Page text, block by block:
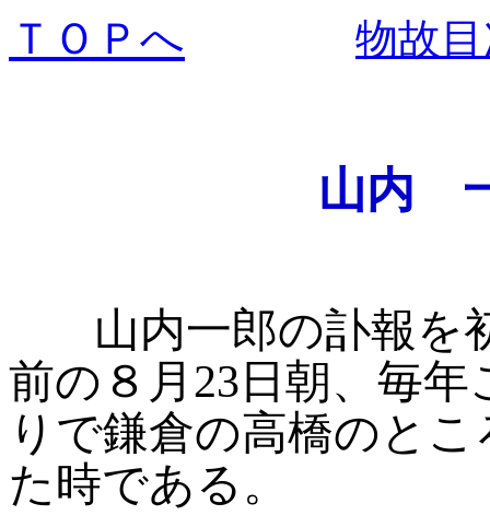
ＴＯＰへ 物故
山内
山内一郎の訃報を
前の８月23日朝、毎
りで鎌倉の高橋のと
た時である。